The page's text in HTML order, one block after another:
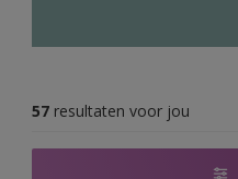
57 resultaten voor jou